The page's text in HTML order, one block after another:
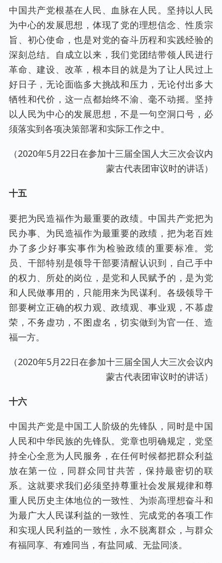
中国共产党根基在人民、血脉在人民。坚持以人民
为中心的发展思想，体现了党的理想信念、性质宗
旨、初心使命，也是对党的奋斗历程和实践经验的
深刻总结。自成立以来，我们党团结带领人民进行
革命、建设、改革，根本目的就是为了让人民过上
好日子，无论面临多大挑战和压力，无论付出多大
牺牲和代价，这一点都始终不渝、毫不动摇。坚持
以人民为中心的发展思想，不是一句空洞口号，必
须落实到各项决策部署和实际工作之中。
（2020年5月22日在参加十三届全国人大三次会议内
蒙古代表团审议时的讲话）
十五
要把为民造福作为最重要的政绩。中国共产党把为
民办事、为民造福作为最重要的政绩，把为老百姓
办了多少好事实事作为检验政绩的重要标准。党
员、干部特别是领导干部要清醒认识到，自己手中
的权力、所处的岗位，是党和人民赋予的，是为党
和人民做事用的，只能用来为民谋利。各级领导干
部要树立正确的权力观、政绩观、事业观，不慕虚
荣，不务虚功，不图虚名，切实做到为官一任、造
福一方。
（2020年5月22日在参加十三届全国人大三次会议内
蒙古代表团审议时的讲话）
十六
中国共产党是中国工人阶级的先锋队，同时是中国
人民和中华民族的先锋队。党章也明确规定，党坚
持全心全意为人民服务，在任何时候都把群众利益
放在第一位，同群众同甘共苦，保持最密切的联
系。这就要求我们必须坚持尊重社会发展规律和尊
重人民历史主体地位的一致性、为崇高理想奋斗和
为最广大人民谋利益的一致性、完成党的各项工作
和实现人民利益的一致性，永不脱离群众，与群众
有福同享、有难同当，有盐同咸、无盐同淡。